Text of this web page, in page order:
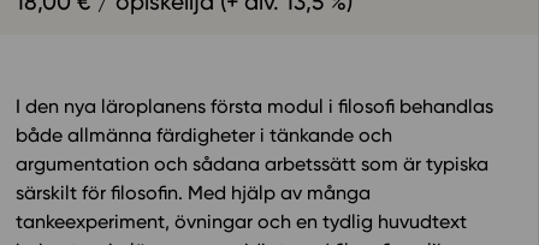
Tiimi
Tilaa uutiskirje
Ota yhteyttä
I den nya läroplanens första modul i filosofi behandlas
både allmänna färdigheter i tänkande och
argumentation och sådana arbetssätt som är typiska
särskilt för filosofin. Med hjälp av många
tankeexperiment, övningar och en tydlig huvudtext